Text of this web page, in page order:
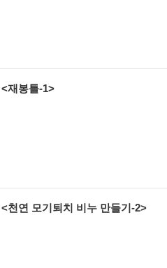
재봉틀-1>
천연 모기퇴치 비누 만들기-2>